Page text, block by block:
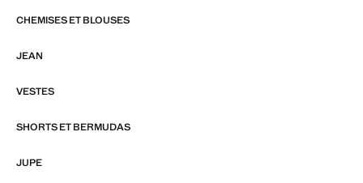
CHEMISES ET BLOUSES
JEAN
VESTES
SHORTS ET BERMUDAS
JUPE